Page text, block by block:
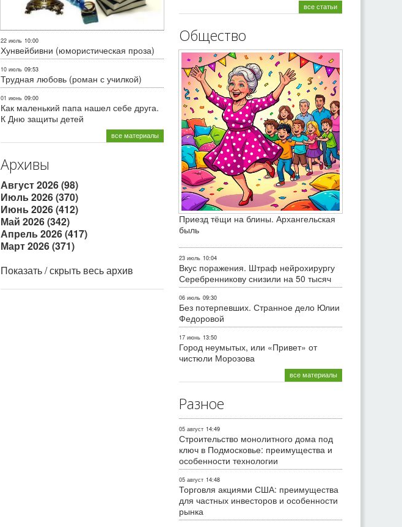
22 июль 10:00
Хунвейбивни (юмористическая проза)
10 июль 09:53
Трудная любовь (роман с училкой)
01 июнь 09:00
Как маленький папа нашел себе друга.
К Дню защиты детей
все материалы
Архивы
Август 2026 (98)
Июль 2026 (370)
Июнь 2026 (412)
Май 2026 (342)
Апрель 2026 (417)
Март 2026 (371)
Показать / скрыть весь архив
все статьи
Общество
Приезд тёщи на блины. Архангельская
быль
23 июль 10:04
Вкус поражения. Штраф нейрохирургу
Серебренникову снизили на 50 тысяч
06 июль 09:30
Без потерпевших. Странное дело Юлии
Федоровой
17 июнь 13:50
Город неумытых, или «Привет» от
чистюли Морозова
все материалы
Разное
05 август 14:49
Строительство монолитного дома под
ключ в Подмосковье: преимущества и
особенности технологии
05 август 14:48
Торговля акциями США: преимущества
для частных инвесторов и особенности
рынка